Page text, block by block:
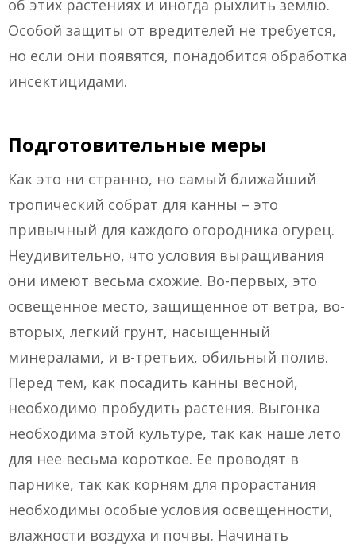
об этих растениях и иногда рыхлить землю.
Особой защиты от вредителей не требуется,
но если они появятся, понадобится обработка
инсектицидами.
Подготовительные меры
Как это ни странно, но самый ближайший
тропический собрат для канны – это
привычный для каждого огородника огурец.
Неудивительно, что условия выращивания
они имеют весьма схожие. Во-первых, это
освещенное место, защищенное от ветра, во-
вторых, легкий грунт, насыщенный
минералами, и в-третьих, обильный полив.
Перед тем, как посадить канны весной,
необходимо пробудить растения. Выгонка
необходима этой культуре, так как наше лето
для нее весьма короткое. Ее проводят в
парнике, так как корням для прорастания
необходимы особые условия освещенности,
влажности воздуха и почвы. Начинать